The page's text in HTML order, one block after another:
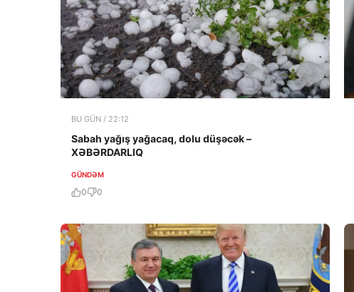
BU GÜN / 22:12
Sabah yağış yağacaq, dolu düşəcək –
XƏBƏRDARLIQ
GÜNDƏM
0 0